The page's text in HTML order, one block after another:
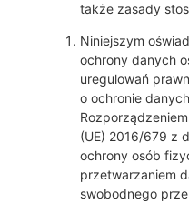
także zasady
Niniejszym
ochrony danych
uregulowań
o ochronie
(UE) 2016/679 z
ochrony osób
przetwarzaniem
swobodnego